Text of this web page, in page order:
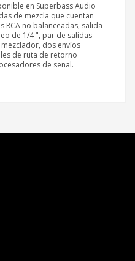
en Superbass Audio
de mezcla que cuentan
RCA no balanceadas, salida
de 1/4 ", par de salidas
dos envíos
de ruta de retorno
de señal.